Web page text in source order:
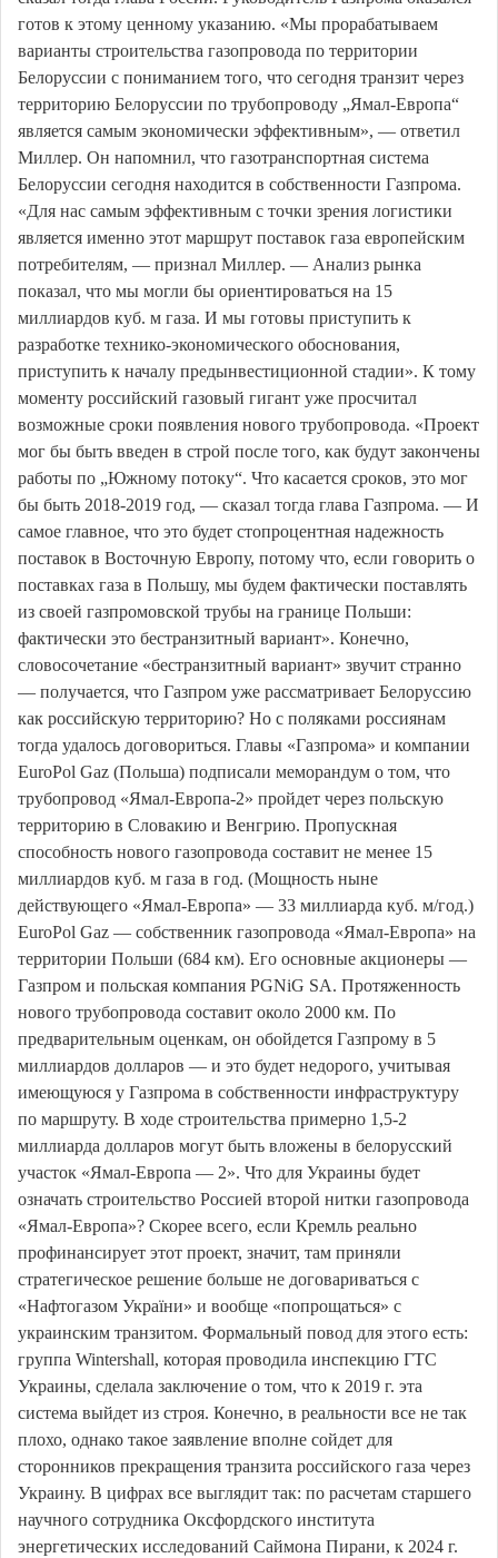
готов к этому ценному указанию. «Мы прорабатываем
варианты строительства газопровода по территории
Белоруссии с пониманием того, что сегодня транзит через
территорию Белоруссии по трубопроводу „Ямал-Европа“
является самым экономически эффективным», — ответил
Миллер. Он напомнил, что газотранспортная система
Белоруссии сегодня находится в собственности Газпрома.
«Для нас самым эффективным с точки зрения логистики
является именно этот маршрут поставок газа европейским
потребителям, — признал Миллер. — Анализ рынка
показал, что мы могли бы ориентироваться на 15
миллиардов куб. м газа. И мы готовы приступить к
разработке технико-экономического обоснования,
приступить к началу предынвестиционной стадии». К тому
моменту российский газовый гигант уже просчитал
возможные сроки появления нового трубопровода. «Проект
мог бы быть введен в строй после того, как будут закончены
работы по „Южному потоку“. Что касается сроков, это мог
бы быть 2018-2019 год, — сказал тогда глава Газпрома. — И
самое главное, что это будет стопроцентная надежность
поставок в Восточную Европу, потому что, если говорить о
поставках газа в Польшу, мы будем фактически поставлять
из своей газпромовской трубы на границе Польши:
фактически это бестранзитный вариант». Конечно,
словосочетание «бестранзитный вариант» звучит странно
— получается, что Газпром уже рассматривает Белоруссию
как российскую территорию? Но с поляками россиянам
тогда удалось договориться. Главы «Газпрома» и компании
EuroPol Gaz (Польша) подписали меморандум о том, что
трубопровод «Ямал-Европа-2» пройдет через польскую
территорию в Словакию и Венгрию. Пропускная
способность нового газопровода составит не менее 15
миллиардов куб. м газа в год. (Мощность ныне
действующего «Ямал-Европа» — 33 миллиарда куб. м/год.)
EuroPol Gaz — собственник газопровода «Ямал-Европа» на
территории Польши (684 км). Его основные акционеры —
Газпром и польская компания PGNiG SA. Протяженность
нового трубопровода составит около 2000 км. По
предварительным оценкам, он обойдется Газпрому в 5
миллиардов долларов — и это будет недорого, учитывая
имеющуюся у Газпрома в собственности инфраструктуру
по маршруту. В ходе строительства примерно 1,5-2
миллиарда долларов могут быть вложены в белорусский
участок «Ямал-Европа — 2». Что для Украины будет
означать строительство Россией второй нитки газопровода
«Ямал-Европа»? Скорее всего, если Кремль реально
профинансирует этот проект, значит, там приняли
стратегическое решение больше не договариваться с
«Нафтогазом України» и вообще «попрощаться» с
украинским транзитом. Формальный повод для этого есть:
группа Wintershall, которая проводила инспекцию ГТС
Украины, сделала заключение о том, что к 2019 г. эта
система выйдет из строя. Конечно, в реальности все не так
плохо, однако такое заявление вполне сойдет для
сторонников прекращения транзита российского газа через
Украину. В цифрах все выглядит так: по расчетам старшего
научного сотрудника Оксфордского института
энергетических исследований Саймона Пирани, к 2024 г.